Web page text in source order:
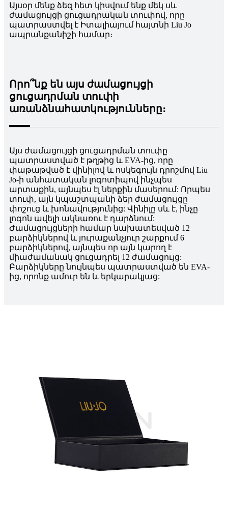
Այսօր մենք ձեզ հետ կիսվում ենք մեկ սև
ժամացույցի ցուցադրական տուփով, որը
պատրաստվել է Իտալիայում հայտնի Liu Jo
ապրանքանիշի համար։
Որո՞նք են այս ժամացույցի
ցուցադրման տուփի
առանձնահատկությունները։
Այս ժամացույցի ցուցադրման տուփը
պատրաստված է թղթից և EVA-ից, որը
փաթաթված է վինիլով և ոսկեգույն դրոշմով Liu
Jo-ի անհատական ​​լոգոտիպով ինչպես
արտաքին, այնպես էլ ներքին մասերում: Որպես
տուփ, այն կպաշտպանի ձեր ժամացույցը
փոշուց և խոնավությունից: Վինիլը սև է, ինչը
լոգոն ավելի ակնառու է դարձնում:
Ժամացույցների համար նախատեսված 12
բարձիկներով և յուրաքանչյուր շարքում 6
բարձիկներով, այնպես որ այն կարող է
միաժամանակ ցուցադրել 12 ժամացույց:
Բարձիկները նույնպես պատրաստված են EVA-
ից, որոնք ամուր են և երկարակյաց: